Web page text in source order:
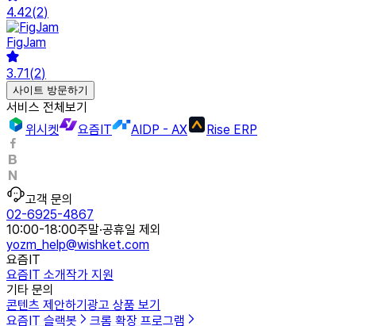
4.42(2)
FigJam
3.71(2)
사이트 방문하기
서비스 전체보기
위시켓
요즘IT AIDP - AX Rise ERP
고객 문의
02-6925-4867
10:00-18:00주말·공휴일 제외
yozm_help@wishket.com
요즘IT
요즘IT 소개작가 지원
기타 문의
콘텐츠 제안하기광고 상품 보기
요즘IT 슬랙봇
크롬 확장 프로그램